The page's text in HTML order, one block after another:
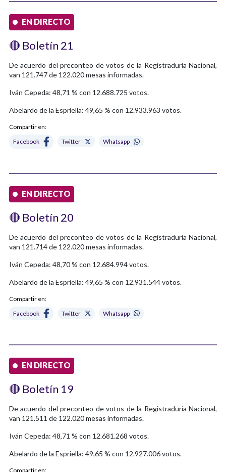
EN DIRECTO
🔴 Boletín 21
De acuerdo del preconteo de votos de la Registraduría Nacional,
van 121.747 de 122.020 mesas informadas.
Iván Cepeda: 48,71 % con 12.688.725 votos.
Abelardo de la Espriella: 49,65 % con 12.933.963 votos.
Compartir en:
Facebook
Twitter Whatsapp
EN DIRECTO
🔴 Boletín 20
De acuerdo del preconteo de votos de la Registraduría Nacional,
van 121.714 de 122.020 mesas informadas.
Iván Cepeda: 48,70 % con 12.684.994 votos.
Abelardo de la Espriella: 49,65 % con 12.931.544 votos.
Compartir en:
Facebook
Twitter Whatsapp
EN DIRECTO
🔴 Boletín 19
De acuerdo del preconteo de votos de la Registraduría Nacional,
van 121.511 de 122.020 mesas informadas.
Iván Cepeda: 48,71 % con 12.681.268 votos.
Abelardo de la Espriella: 49,65 % con 12.927.006 votos.
Compartir en: